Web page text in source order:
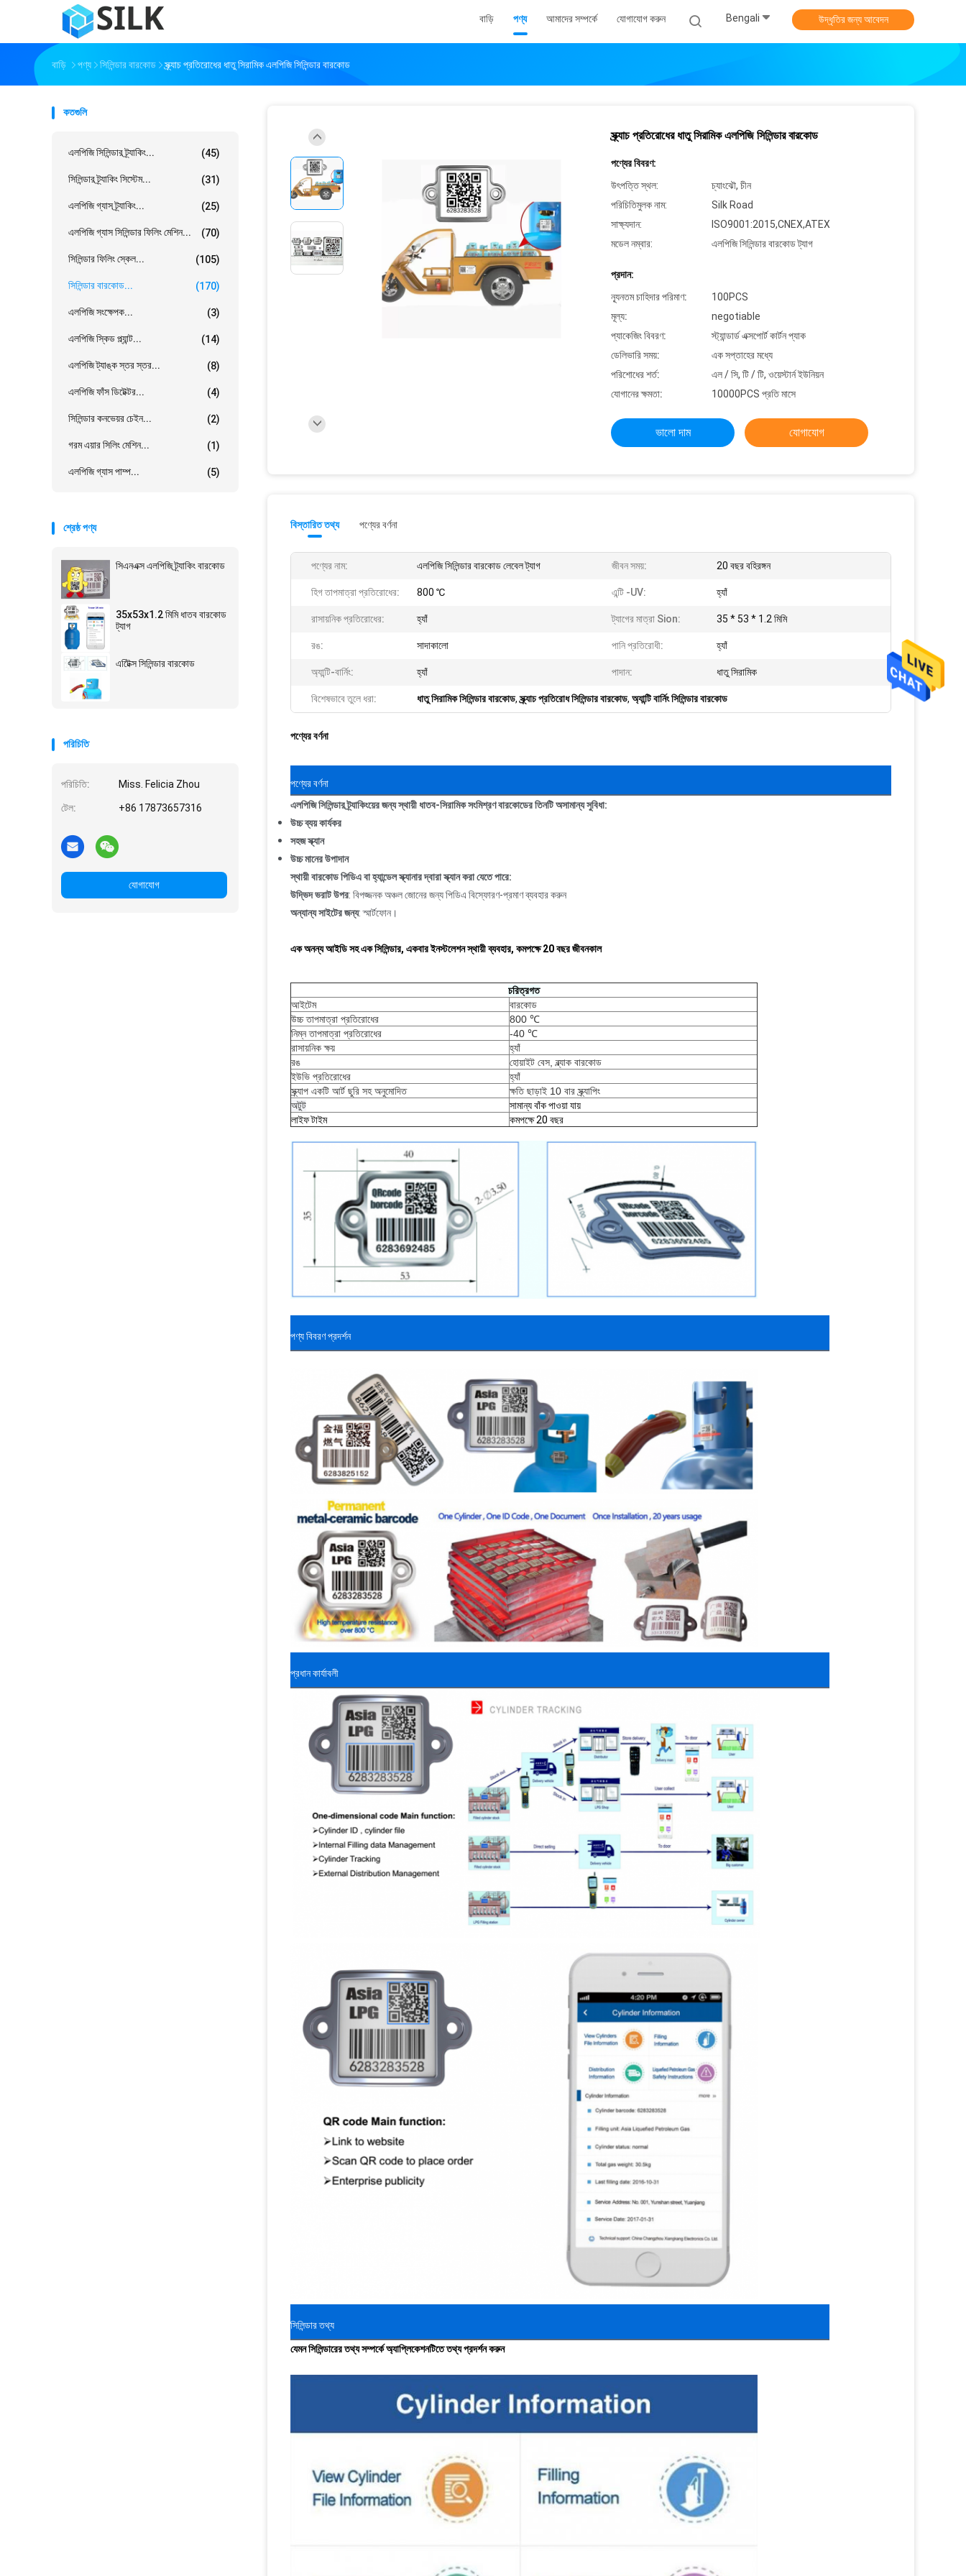
বাড়ি পণ্য আমাদের সম্পর্কে যোগাযোগ করুন Bengali উদ্ধৃতির জন্য আবেদন
বাড়ি পণ্য সিলিন্ডার বারকোড স্ক্র্যাচ প্রতিরোধের ধাতু সিরামিক এলপিজি সিলিন্ডার বারকোড
কতগুলি
এলপিজি সিলিন্ডার ট্র্যাকিং... (45)
সিলিন্ডার ট্র্যাকিং সিস্টেম... (31)
এলপিজি গ্যাস ট্র্যাকিং... (25)
এলপিজি গ্যাস সিলিন্ডার ফিলিং মেশিন... (70)
সিলিন্ডার ফিলিং স্কেল... (105)
সিলিন্ডার বারকোড... (170)
এলপিজি সংক্ষেপক... (3)
এলপিজি স্কিড প্ল্যান্ট... (14)
এলপিজি ট্যাঙ্ক স্তর স্তর... (8)
এলপিজি ফাঁস ডিটেক্টর... (4)
সিলিন্ডার কনভেয়র চেইন... (2)
গরম এয়ার সিলিং মেশিন... (1)
এলপিজি গ্যাস পাম্প... (5)
শ্রেষ্ঠ পণ্য
সিএনএক্স এলপিজি ট্র্যাকিং বারকোড
35x53x1.2 মিমি ধাতব বারকোড
ট্যাগ
এটিেক্স সিলিন্ডার বারকোড
পরিচিতি
পরিচিতি: Miss. Felicia Zhou
টেল: +86 17873657316
যোগাযোগ
স্ক্র্যাচ প্রতিরোধের ধাতু সিরামিক এলপিজি সিলিন্ডার বারকোড
পণ্যের বিবরণ:
উৎপত্তি স্থল:
চ্যাংঝৌ, চীন
পরিচিতিমুলক নাম:
Silk Road
সাক্ষ্যদান:
ISO9001:2015,CNEX,ATEX
মডেল নম্বার:
এলপিজি সিলিন্ডার বারকোড ট্যাগ
প্রদান:
ন্যূনতম চাহিদার পরিমাণ:
100PCS
মূল্য:
negotiable
প্যাকেজিং বিবরণ:
স্ট্যান্ডার্ড এক্সপোর্ট কার্টন প্যাক
ডেলিভারি সময়:
এক সপ্তাহের মধ্যে
পরিশোধের শর্ত:
এল / সি, টি / টি, ওয়েস্টার্ন ইউনিয়ন
যোগানের ক্ষমতা:
10000PCS প্রতি মাসে
ভালো দাম যোগাযোগ
বিস্তারিত তথ্য পণ্যের বর্ণনা
পণ্যের নাম: এলপিজি সিলিন্ডার বারকোড লেবেল ট্যাগ জীবন সময়: 20 বছর বহিরঙ্গন
হিগ তাপমাত্রা প্রতিরোধের: 800 ℃ এন্টি -UV: হ্যাঁ
রাসায়নিক প্রতিরোধের: হ্যাঁ ট্যাগের মাত্রা Sion: 35 * 53 * 1.2 মিমি
রঙ: সাদাকালো পানি প্রতিরোধী: হ্যাঁ
অ্যান্টি-বার্নিং: হ্যাঁ পাদান: ধাতু সিরামিক
বিশেষভাবে তুলে ধরা: ধাতু সিরামিক সিলিন্ডার বারকোড,স্ক্র্যাচ প্রতিরোধ সিলিন্ডার বারকোড, অ্যান্টি বার্নিং সিলিন্ডার বারকোড
পণ্যের বর্ণনা
পণ্যের বর্ণনা
এলপিজি সিলিন্ডার ট্র্যাকিংয়ের জন্য স্থায়ী ধাতব-সিরামিক সংমিশ্রণ বারকোডের তিনটি অসামান্য সুবিধা:
উচ্চ ব্যয় কার্যকর
সহজ স্ক্যান
উচ্চ মানের উপাদান
স্থায়ী বারকোড পিডিএ বা হ্যান্ডেল স্ক্যানার দ্বারা স্ক্যান করা যেতে পারে:
উদ্ভিদ ভরাট উপর: বিপজ্জনক অঞ্চল জোনের জন্য পিডিএ বিস্ফোরণ-প্রমাণ ব্যবহার করুন
অন্যান্য সাইটের জন্য: স্মার্টফোন।
এক অনন্য আইডি সহ এক সিলিন্ডার, একবার ইনস্টলেশন স্থায়ী ব্যবহার, কমপক্ষে 20 বছর জীবনকাল
চরিত্রগত
আইটেম
বারকোড
উচ্চ তাপমাত্রা প্রতিরোধের
800 ℃
নিম্ন তাপমাত্রা প্রতিরোধের
-40 ℃
রাসায়নিক ক্ষয়
হ্যাঁ
রঙ
হোয়াইট বেস, ব্ল্যাক বারকোড
ইউভি প্রতিরোধের
হ্যাঁ
স্ক্র্যাপ একটি আর্ট ছুরি সহ অনুমোদিত
ক্ষতি ছাড়াই 10 বার স্ক্র্যাপিং
অটুট
সামান্য বাঁক পাওয়া যায়
লাইফ টাইম
কমপক্ষে 20 বছর
পণ্য বিবরণ প্রদর্শন
প্রধান কার্যাবলী
সিলিন্ডার তথ্য
যেমন সিলিন্ডারের তথ্য সম্পর্কে অ্যাপ্লিকেশনটিতে তথ্য প্রদর্শন করুন